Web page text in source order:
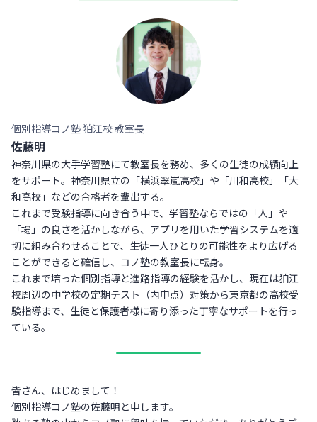
個別指導コノ塾 狛江校 教室長
佐藤明
神奈川県の大手学習塾にて教室長を務め、多くの生徒の成績向上
をサポート。神奈川県立の「横浜翠嵐高校」や「川和高校」「大
和高校」などの合格者を輩出する。
これまで受験指導に向き合う中で、学習塾ならではの「人」や
「場」の良さを活かしながら、アプリを用いた学習システムを適
切に組み合わせることで、生徒一人ひとりの可能性をより広げる
ことができると確信し、コノ塾の教室長に転身。
これまで培った個別指導と進路指導の経験を活かし、現在は狛江
校周辺の中学校の定期テスト（内申点）対策から東京都の高校受
験指導まで、生徒と保護者様に寄り添った丁寧なサポートを行っ
ている。
皆さん、はじめまして！
個別指導コノ塾の佐藤明と申します。